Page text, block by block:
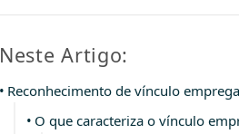
Neste Artigo:
Reconhecimento de vínculo
O que caracteriza o vínculo